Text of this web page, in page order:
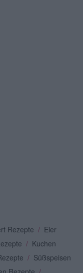
Rezepte / Eier
/ Kuchen
/ Süßspeisen